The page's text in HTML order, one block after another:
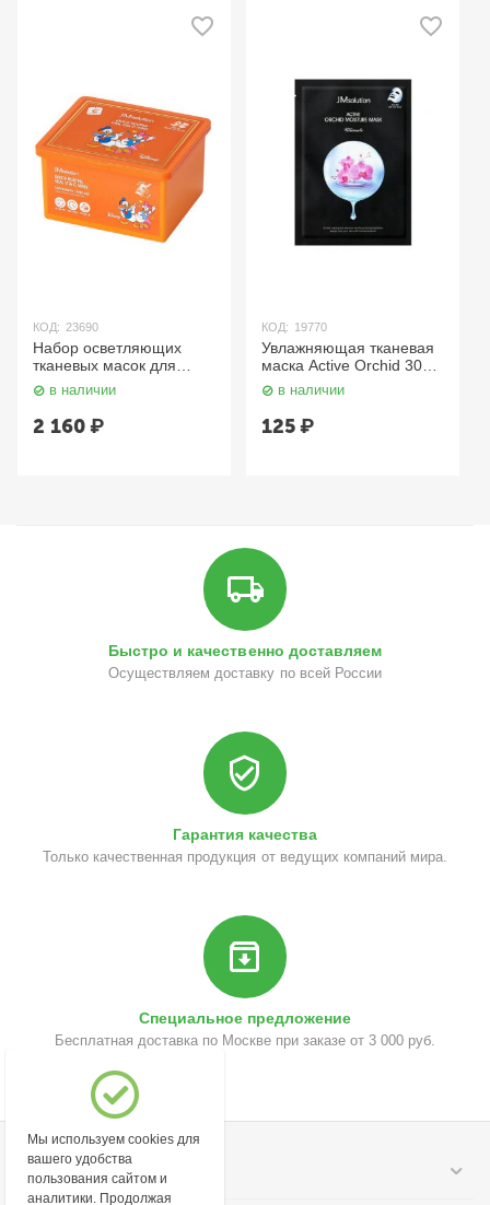
КОД: 23690
Набор осветляющих
тканевых масок для
лица с витамином C /
Disney Quick Routine
Vital Vita C Mask, 350 мл
JMsolution
в наличии
2 160₽
КОД: 19770
Увлажняющая тканевая
маска Active Orchid 30
мл JMsolution
в наличии
125₽
Быстро и качественно доставляем
Осуществляем доставку по всей России
Гарантия качества
Только качественная продукция от ведущих компаний мира.
Специальное предложение
Бесплатная доставка по Москве при заказе от 3 000 руб.
Моя учетная запись
Мы используем cookies для
вашего удобства
пользования сайтом и
аналитики. Продолжая